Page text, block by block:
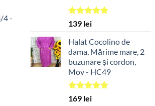
4 -
Evaluat la
139 lei
Halat Cocolino de
dama, Mărime mare, 2
buzunare și cordon,
Mov - HC49
Evaluat la
169 lei